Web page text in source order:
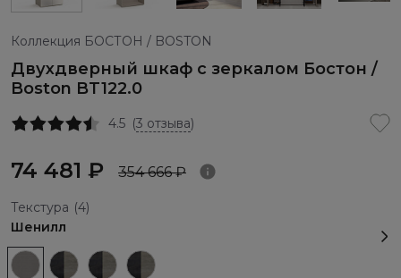
Коллекция БОСТОН / BOSTON
Двухдверный шкаф с зеркалом Бостон /
Boston BT122.0
4.5 (3 отзыва)
74 481 ₽ 354 666 ₽
Текстура (4)
Шенилл